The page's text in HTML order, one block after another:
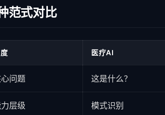
范式对比
医疗AI
问题 这是什么？
层级 模式识别